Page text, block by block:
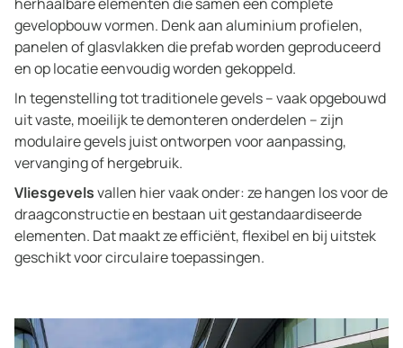
gevelopbouw vormen. Denk aan aluminium profielen,
panelen of glasvlakken die prefab worden geproduceerd
en op locatie eenvoudig worden gekoppeld.
In tegenstelling tot traditionele gevels – vaak opgebouwd
uit vaste, moeilijk te demonteren onderdelen – zijn
modulaire gevels juist ontworpen voor aanpassing,
vervanging of hergebruik.
Vliesgevelsvallen hier vaak onder: ze hangen los voor de
draagconstructie en bestaan uit gestandaardiseerde
elementen. Dat maakt ze efficiënt, flexibel en bij uitstek
geschikt voor circulaire toepassingen.